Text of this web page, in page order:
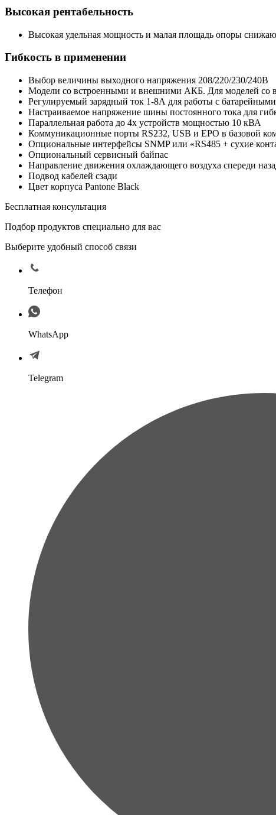
Высокая рентабельность
Высокая удельная мощность и малая площадь опоры
Гибкость в применении
Выбор величины выходного напряжения 208/220/230/240В
Модели со встроенными и внешними АКБ. Для моделей со
Регулируемый зарядный ток 1-8А для работы с
Настраиваемое напряжение шины постоянного тока для
Параллельная работа до 4х устройств мощностью 10 кВА
Коммуникационные порты RS232, USB и EPO в базовой
Опциональные интерфейсы SNMP или «RS485 + сухие
Опциональный сервисный байпас
Направление движения охлаждающего воздуха спереди
Подвод кабелей сзади
Цвет корпуса Pantone Black
Бесплатная консультация
Подбор продуктов специально для вас
Выберите удобный способ связи
Телефон
WhatsApp
Telegram